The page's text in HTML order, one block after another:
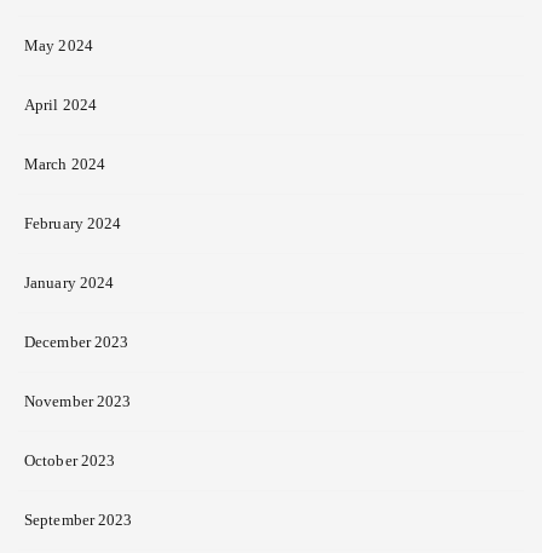
May 2024
April 2024
March 2024
February 2024
January 2024
December 2023
November 2023
October 2023
September 2023